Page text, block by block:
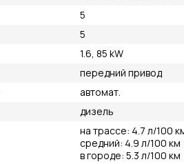
5
5
1.6, 85 kW
передний привод
автомат.
дизель
на трассе: 4.7 л/100
средний: 4.9 л/100 км
в городе: 5.3 л/100 км